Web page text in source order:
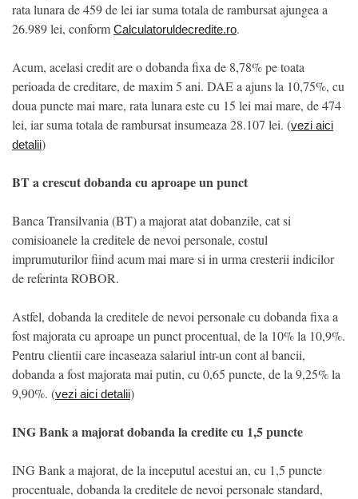
rata lunara de 459 de lei iar suma totala de rambursat ajungea a
26.989 lei, conform Calculatoruldecredite.ro.
Acum, acelasi credit are o dobanda fixa de 8,78% pe toata
perioada de creditare, de maxim 5 ani. DAE a ajuns la 10,75%, cu
doua puncte mai mare, rata lunara este cu 15 lei mai mare, de 474
lei, iar suma totala de rambursat insumeaza 28.107 lei. (vezi aici
detalii)
BT a crescut dobanda cu aproape un punct
Banca Transilvania (BT) a majorat atat dobanzile, cat si
comisioanele la creditele de nevoi personale, costul
imprumuturilor fiind acum mai mare si in urma cresterii indicilor
de referinta ROBOR.
Astfel, dobanda la creditele de nevoi personale cu dobanda fixa a
fost majorata cu aproape un punct procentual, de la 10% la 10,9%.
Pentru clientii care incaseaza salariul intr-un cont al bancii,
dobanda a fost majorata mai putin, cu 0,65 puncte, de la 9,25% la
9,90%. (vezi aici detalii)
ING Bank a majorat dobanda la credite cu 1,5 puncte
ING Bank a majorat, de la inceputul acestui an, cu 1,5 puncte
procentuale, dobanda la creditele de nevoi personale standard,